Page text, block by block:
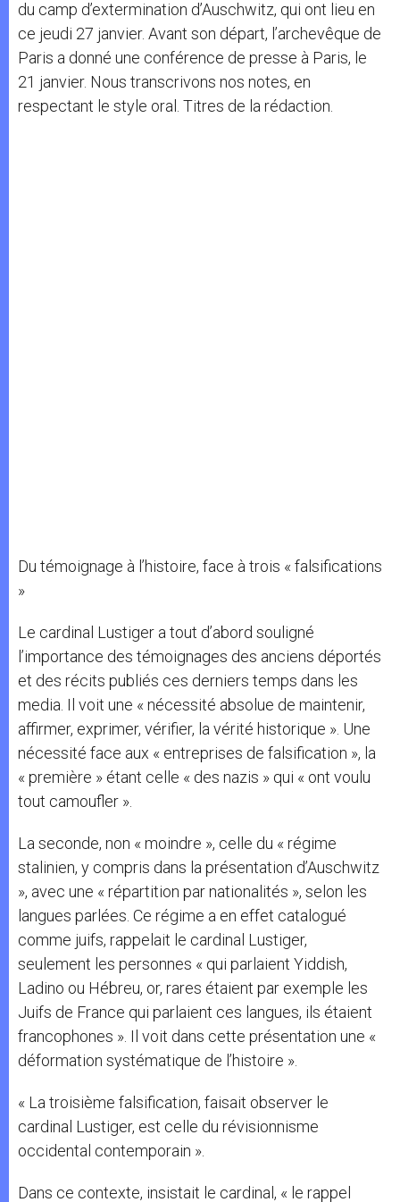
du camp d’extermination d’Auschwitz, qui ont lieu en
ce jeudi 27 janvier. Avant son départ, l’archevêque de
Paris a donné une conférence de presse à Paris, le
21 janvier. Nous transcrivons nos notes, en
respectant le style oral. Titres de la rédaction.
Du témoignage à l’histoire, face à trois « falsifications
»
Le cardinal Lustiger a tout d’abord souligné
l’importance des témoignages des anciens déportés
et des récits publiés ces derniers temps dans les
media. Il voit une « nécessité absolue de maintenir,
affirmer, exprimer, vérifier, la vérité historique ». Une
nécessité face aux « entreprises de falsification », la
« première » étant celle « des nazis » qui « ont voulu
tout camoufler ».
La seconde, non « moindre », celle du « régime
stalinien, y compris dans la présentation d’Auschwitz
», avec une « répartition par nationalités », selon les
langues parlées. Ce régime a en effet catalogué
comme juifs, rappelait le cardinal Lustiger,
seulement les personnes « qui parlaient Yiddish,
Ladino ou Hébreu, or, rares étaient par exemple les
Juifs de France qui parlaient ces langues, ils étaient
francophones ». Il voit dans cette présentation une «
déformation systématique de l’histoire ».
« La troisième falsification, faisait observer le
cardinal Lustiger, est celle du révisionnisme
occidental contemporain ».
Dans ce contexte, insistait le cardinal, « le rappel